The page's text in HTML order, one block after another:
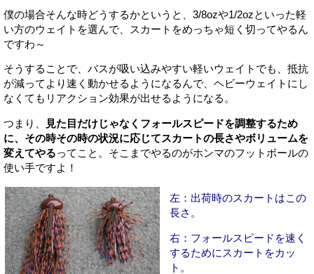
僕の場合そんな時どうするかというと、3/8ozや1/2ozといった軽
い方のウェイトを選んで、スカートをめっちゃ短く切ってやるん
ですわ～
そうすることで、バスが吸い込みやすい軽いウェイトでも、抵抗
が減ってより速く動かせるようになるんで、ヘビーウェイトにし
なくてもリアクション効果が出せるようになる。
つまり、
見た目だけじゃなくフォールスピードを調整するため
に、その時その時の状況に応じてスカートの長さやボリュームを
変えてやるってこと。そこまでやるのがホンマのフットボールの
使い手ですよ！
左：出荷時のスカートはこの
長さ。
右：フォールスピードを速く
するためにスカートをカッ
ト。